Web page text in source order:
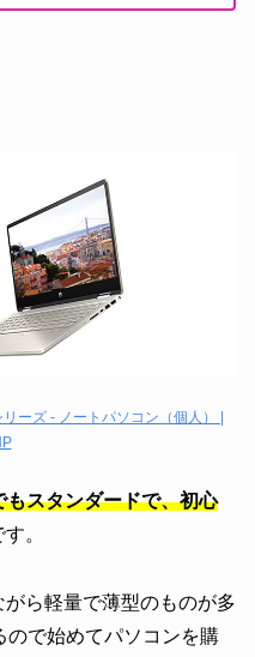
ーズ - ノートパソコン（個人） |
スタンダードで、初心
す。
がら軽量で薄型のものが多
ので始めてパソコンを購